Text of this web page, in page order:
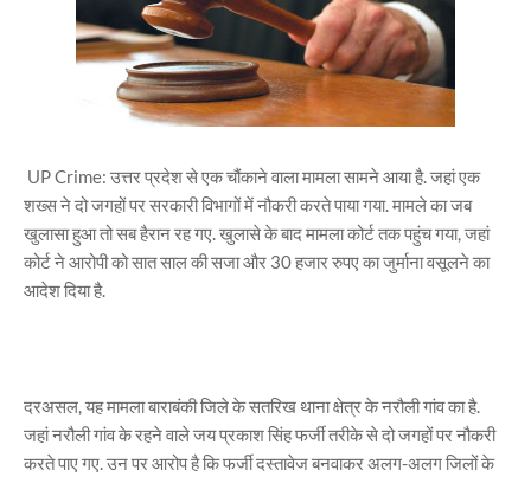
UP Crime: उत्तर प्रदेश से एक चौंकाने वाला मामला सामने आया है. जहां एक
शख्स ने दो जगहों पर सरकारी विभागों में नौकरी करते पाया गया. मामले का जब
खुलासा हुआ तो सब हैरान रह गए. खुलासे के बाद मामला कोर्ट तक पहुंच गया, जहां
कोर्ट ने आरोपी को सात साल की सजा और 30 हजार रुपए का जुर्माना वसूलने का
आदेश दिया है.
दरअसल, यह मामला बाराबंकी जिले के सतरिख थाना क्षेत्र के नरौली गांव का है.
जहां नरौली गांव के रहने वाले जय प्रकाश सिंह फर्जी तरीके से दो जगहों पर नौकरी
करते पाए गए. उन पर आरोप है कि फर्जी दस्तावेज बनवाकर अलग-अलग जिलों के